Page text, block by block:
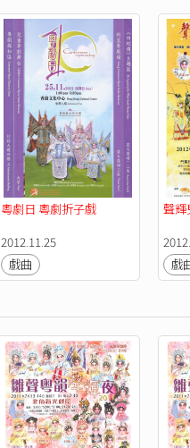
粵劇日 粵劇折子戲
2012.11.25
戲曲
聲輝
戲